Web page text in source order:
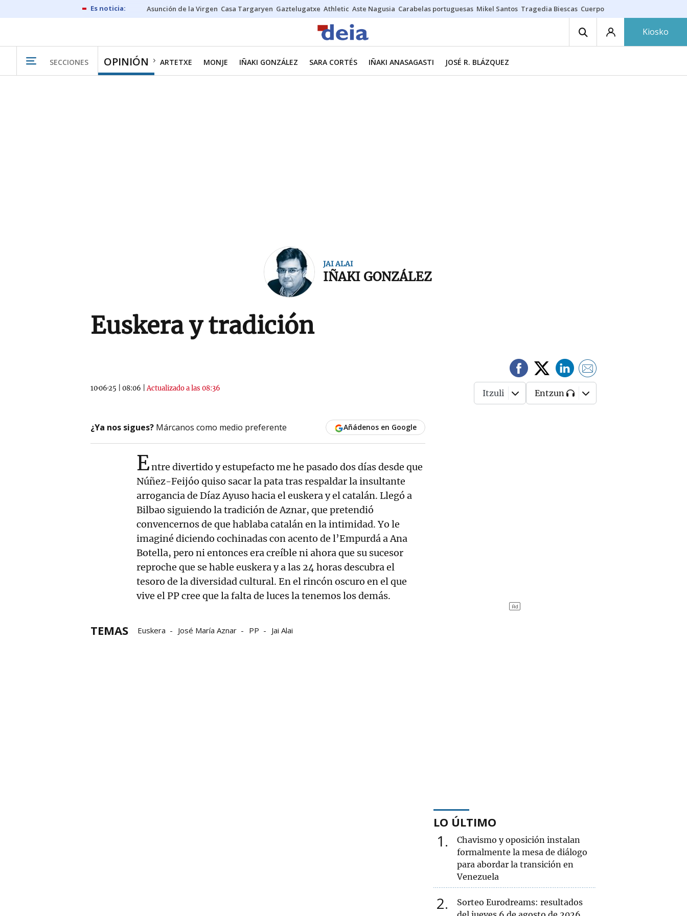
Asunción de la Virgen Casa Targaryen Gaztelugatxe Athletic Aste Nagusia Carabelas portuguesas Mikel Santos Tragedia Biescas Cuerpo ría
Kiosko
SECCIONES OPINIÓN ARTETXE MONJE IÑAKI GONZÁLEZ SARA CORTÉS IÑAKI ANASAGASTI JOSÉ R. BLÁZQUEZ
JAI ALAI
IÑAKI GONZÁLEZ
Euskera y tradición
10·06·25 08:06 |Actualizado a las 08:36 Itzuli Entzun
¿Ya nos sigues? Márcanos como medio preferente Añádenos en Google
Entre divertido y estupefacto me he pasado dos días desde que
Núñez-Feijóo quiso sacar la pata tras respaldar la insultante
arrogancia de Díaz Ayuso hacia el euskera y el catalán. Llegó a
Bilbao siguiendo la tradición de Aznar, que pretendió
convencernos de que hablaba catalán en la intimidad. Yo le
imaginé diciendo cochinadas con acento de l’Empurdá a Ana
Botella, pero ni entonces era creíble ni ahora que su sucesor
reproche que se hable euskera y a las 24 horas descubra el
tesoro de la diversidad cultural. En el rincón oscuro en el que
vive el PP cree que la falta de luces la tenemos los demás.
TEMAS Euskera José María Aznar PP Jai Alai
LO ÚLTIMO
1
Chavismo y oposición instalan
formalmente la mesa de diálogo
para abordar la transición en
Venezuela
2
Sorteo Eurodreams: resultados